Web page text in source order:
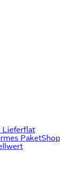
Lieferflat
PaketShop